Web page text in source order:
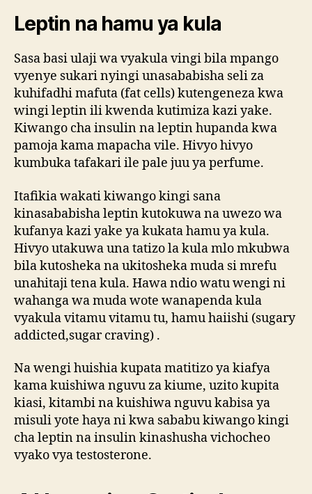
Leptin na hamu ya kula
Sasa basi ulaji wa vyakula vingi bila mpango
vyenye sukari nyingi unasababisha seli za
kuhifadhi mafuta (fat cells) kutengeneza kwa
wingi leptin ili kwenda kutimiza kazi yake.
Kiwango cha insulin na leptin hupanda kwa
pamoja kama mapacha vile. Hivyo hivyo
kumbuka tafakari ile pale juu ya perfume.
Itafikia wakati kiwango kingi sana
kinasababisha leptin kutokuwa na uwezo wa
kufanya kazi yake ya kukata hamu ya kula.
Hivyo utakuwa una tatizo la kula mlo mkubwa
bila kutosheka na ukitosheka muda si mrefu
unahitaji tena kula. Hawa ndio watu wengi ni
wahanga wa muda wote wanapenda kula
vyakula vitamu vitamu tu, hamu haiishi (sugary
addicted,sugar craving) .
Na wengi huishia kupata matitizo ya kiafya
kama kuishiwa nguvu za kiume, uzito kupita
kiasi, kitambi na kuishiwa nguvu kabisa ya
misuli yote haya ni kwa sababu kiwango kingi
cha leptin na insulin kinashusha vichocheo
vyako vya testosterone.